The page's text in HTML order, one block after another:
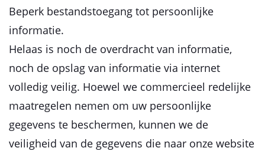
Beperk bestandstoegang tot persoonlijke
informatie.
Helaas is noch de overdracht van informatie,
noch de opslag van informatie via internet
volledig veilig. Hoewel we commercieel redelijke
maatregelen nemen om uw persoonlijke
gegevens te beschermen, kunnen we de
veiligheid van de gegevens die naar onze website